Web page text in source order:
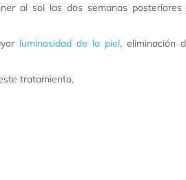
al sol las dos semanas posteriores
luminosidad de la piel, eliminación
tratamiento.